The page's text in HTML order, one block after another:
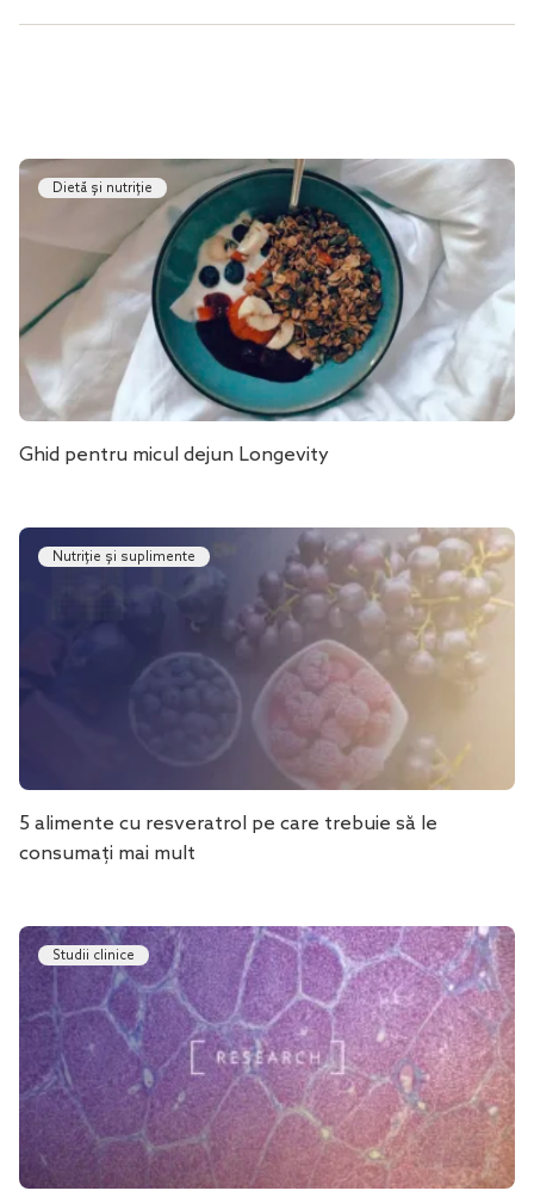
Dietă și nutriție
Ghid pentru micul dejun Longevity
Nutriție și suplimente
5 alimente cu resveratrol pe care trebuie să le
consumați mai mult
Studii clinice